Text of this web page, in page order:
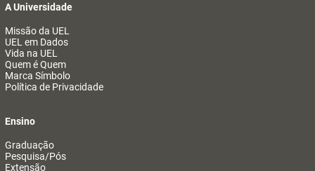
A Universidade
Missão da UEL
UEL em Dados
Vida na UEL
Quem é Quem
Marca Símbolo
Política de Privacidade
Ensino
Graduação
Pesquisa/Pós
Extensão